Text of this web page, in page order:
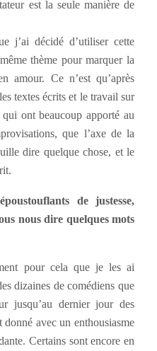
est la seule manière de
j’ai décidé d’utiliser cette
thème pour marquer la
amour. Ce n’est qu’après
textes écrits et le travail sur
ont beaucoup apporté au
que l’axe de la
dire quelque chose, et le
de justesse,
nous dire quelques mots
pour cela que je les ai
dizaines de comédiens que
jusqu’au dernier jour des
avec un enthousiasme
Certains sont encore en